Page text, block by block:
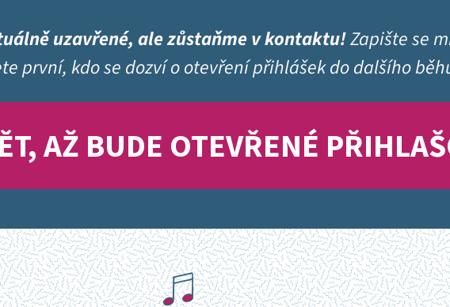
uzavřené, ale zůstaňme v kontaktu!Zapište se
první, kdo se dozví o otevření přihlášek do dalšího
AŽ BUDE OTEVŘENÉ